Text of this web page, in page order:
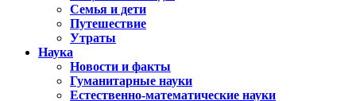
Семья и дети
Путешествие
Утраты
Наука
Новости и факты
Гуманитарные науки
Естественно-математические науки